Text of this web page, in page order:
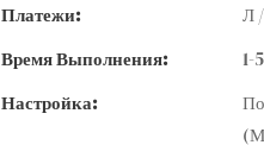
Платежи:
Л
Время Выполнения:
1-
Настройка: